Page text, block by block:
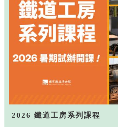
2026 鐵道工房系列課程